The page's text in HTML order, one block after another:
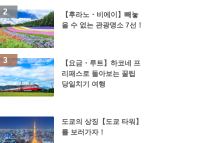
【후라노・비에이】빼놓
을 수 없는 관광명소 7선！
【요금・루트】하코네 프
리패스로 돌아보는 꿀팁
당일치기 여행
도쿄의 상징【도쿄 타워】
를 보러가자！